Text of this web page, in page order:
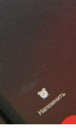
переполох“
экспорт:
долларов